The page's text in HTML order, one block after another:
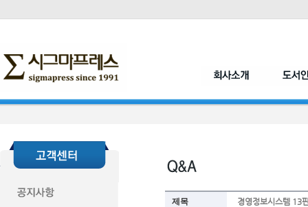
제목 경영정보시스템